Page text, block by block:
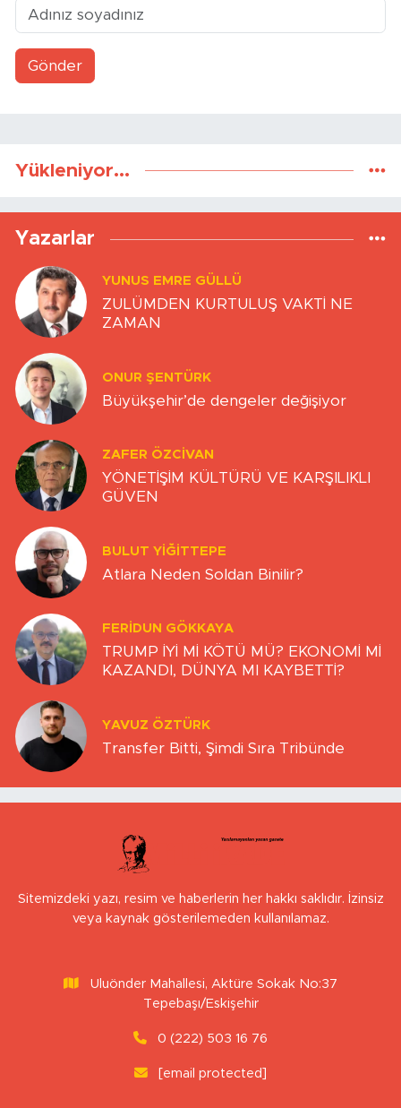
Gönder
Yükleniyor...
Yazarlar
YUNUS EMRE GÜLLÜ
ZULÜMDEN KURTULUŞ VAKTİ NE
ZAMAN
ONUR ŞENTÜRK
Büyükşehir’de dengeler değişiyor
ZAFER ÖZCIVAN
YÖNETİŞİM KÜLTÜRÜ VE KARŞILIKLI
GÜVEN
BULUT YİĞİTTEPE
Atlara Neden Soldan Binilir?
FERIDUN GÖKKAYA
TRUMP İYİ Mİ KÖTÜ MÜ? EKONOMİ Mİ
KAZANDI, DÜNYA MI KAYBETTİ?
YAVUZ ÖZTÜRK
Transfer Bitti, Şimdi Sıra Tribünde
Sitemizdeki yazı, resim ve haberlerin her hakkı saklıdır. İzinsiz
veya kaynak gösterilemeden kullanılamaz.
Uluönder Mahallesi, Aktüre Sokak No:37
Tepebaşı/Eskişehir
0 (222) 503 16 76
[email protected]